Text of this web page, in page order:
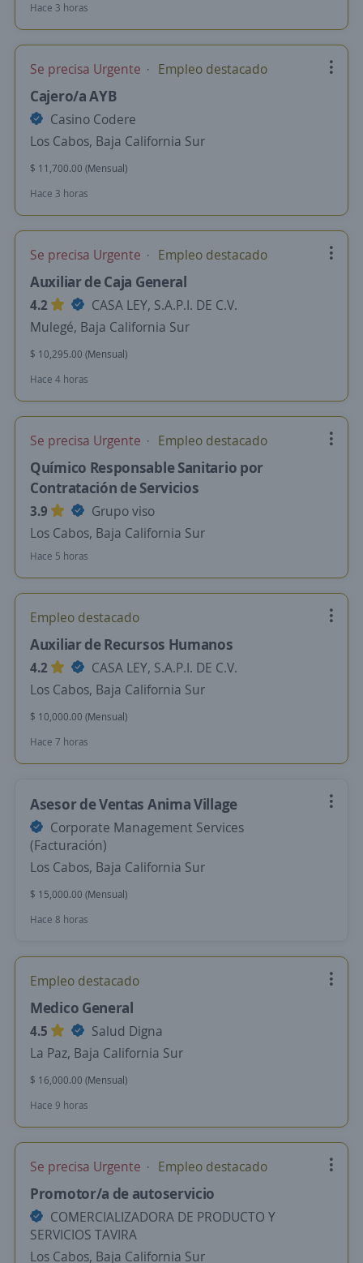
Hace 3 horas
Se precisa Urgente Empleo destacado
Cajero/a AYB
Casino Codere
Los Cabos, Baja California Sur
$ 11,700.00 (Mensual)
Hace 3 horas
Se precisa Urgente Empleo destacado
Auxiliar de Caja General
4.2
CASA LEY, S.A.P.I. DE C.V.
Mulegé, Baja California Sur
$ 10,295.00 (Mensual)
Hace 4 horas
Se precisa Urgente Empleo destacado
Químico Responsable Sanitario por
Contratación de Servicios
3.9
Grupo viso
Los Cabos, Baja California Sur
Hace 5 horas
Empleo destacado
Auxiliar de Recursos Humanos
4.2
CASA LEY, S.A.P.I. DE C.V.
Los Cabos, Baja California Sur
$ 10,000.00 (Mensual)
Hace 7 horas
Asesor de Ventas Anima Village
Corporate Management Services
(Facturación)
Los Cabos, Baja California Sur
$ 15,000.00 (Mensual)
Hace 8 horas
Empleo destacado
Medico General
4.5
Salud Digna
La Paz, Baja California Sur
$ 16,000.00 (Mensual)
Hace 9 horas
Se precisa Urgente Empleo destacado
Promotor/a de autoservicio
COMERCIALIZADORA DE PRODUCTO Y
SERVICIOS TAVIRA
Los Cabos, Baja California Sur